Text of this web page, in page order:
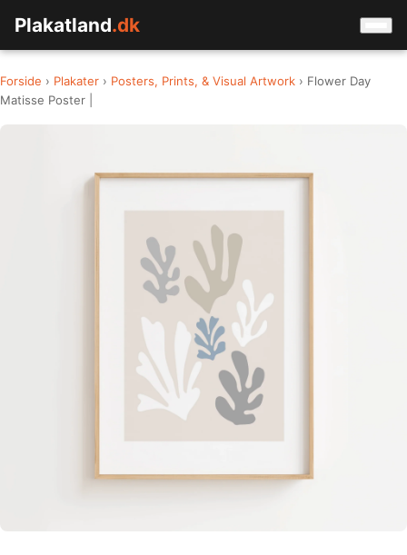
Plakatland.dk
Forside › Plakater › Posters, Prints, & Visual Artwork › Flower Day
Matisse Poster |